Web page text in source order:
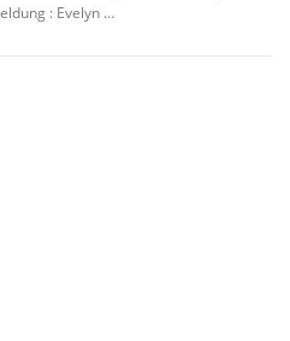
: Evelyn …